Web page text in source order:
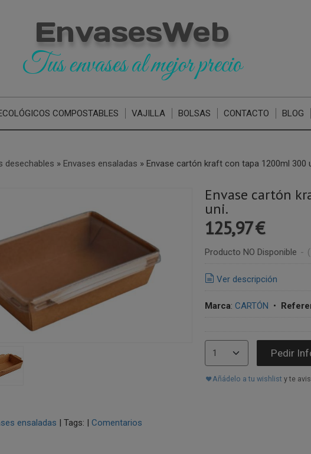
EnvasesWeb
Tus envases al mejor precio
COMPOSTABLES VAJILLA BOLSAS CONTACTO BLOG
desechables » Envases ensaladas » Envase cartón kraft con tapa 1200ml 300
Envase cartón
uni.
125,97 €
Producto NO Disponible -
Ver descripción
Marca: CARTÓN •
Pedir
Añádelo a tu wishlist y te
ensaladas | Tags: | Comentarios